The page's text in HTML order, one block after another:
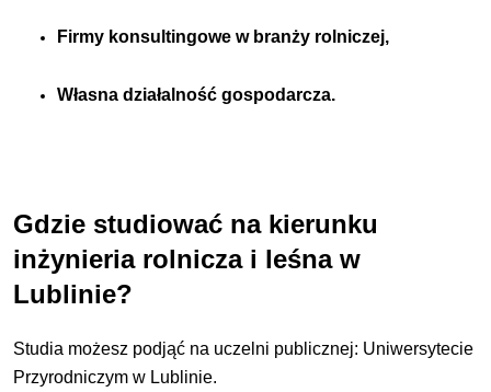
Firmy konsultingowe w branży rolniczej,
Własna działalność gospodarcza.
Gdzie studiować na kierunku
inżynieria rolnicza i leśna w
Lublinie?
Studia możesz podjąć na uczelni publicznej: Uniwersytecie
Przyrodniczym w Lublinie.